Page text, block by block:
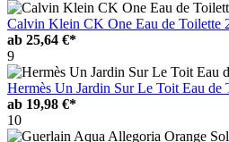
Calvin Klein CK One Eau de Toilette
ab 25,64 €*
9
Hermès Un Jardin Sur Le Toit Eau de
ab 19,98 €*
10